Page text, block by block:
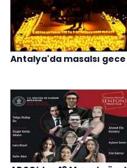
Antalya'da masalsı gece